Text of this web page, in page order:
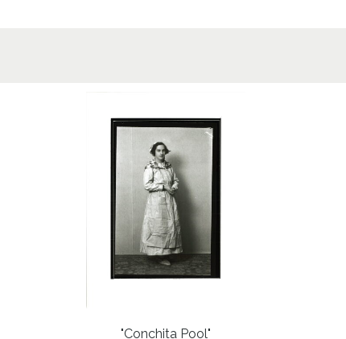
"Conchita Pool"